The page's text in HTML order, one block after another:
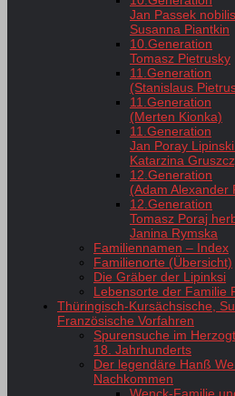
Jan Passek nobilis
Susanna Piantkin
10.Generation
Tomasz Pietrusky
11.Generation
(Stanislaus
11.Generation
(Merten Kionka)
11.Generation
Jan Poray
Katarzina
12.Generation
(Adam Alexander
12.Generation
Tomasz Poraj
Janina Rymska
Familiennamen – Index
Familienorte (Übersicht)
Die Gräber der Lipinksi
Lebensorte der Familie
Thüringisch-Kursächsische,
Französische Vorfahren
Spurensuche im
18. Jahrhunderts
Der legendäre Hanß
Nachkommen